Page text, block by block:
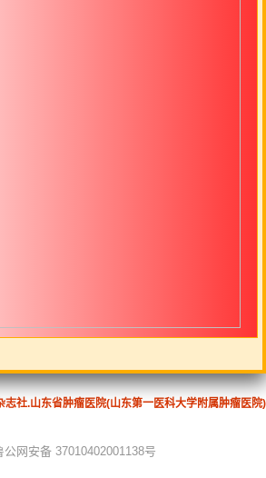
社.山东省肿瘤医院(山东第一医科大学附属肿瘤医院)
公网安备 37010402001138号